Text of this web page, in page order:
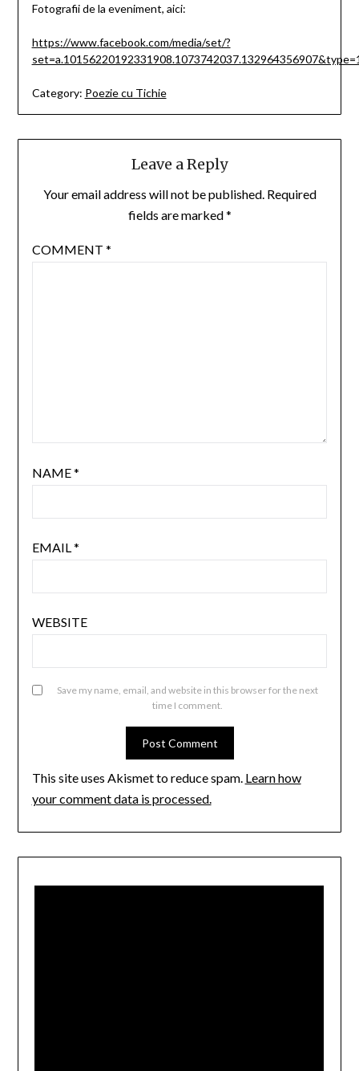
Fotografii de la eveniment, aici:
https://www.facebook.com/media/set/?
Category: Poezie cu Tichie
Leave a Reply
Your email address will not be published. Required
fields are marked*
COMMENT *
NAME*
EMAIL*
WEBSITE
Save my name, email, and website in this browser for the next
time I comment.
This site uses Akismet to reduce spam. Learn how
your comment data is processed.